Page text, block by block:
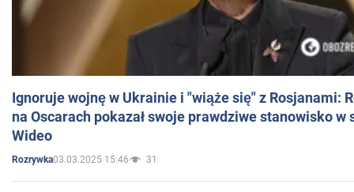
Ignoruje wojnę w Ukrainie i "wiąże się" z Rosjanami:
na Oscarach pokazał swoje prawdziwe stanowisko w
Wideo
Rozrywka03.03.2025 15:46 31